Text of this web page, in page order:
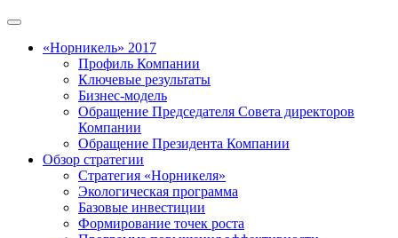
«Норникель» 2017
Профиль Компании
Ключевые результаты
Бизнес-модель
Обращение Председателя Совета директоров
Компании
Обращение Президента Компании
Обзор стратегии
Стратегия «Норникеля»
Экологическая программа
Базовые инвестиции
Формирование точек роста